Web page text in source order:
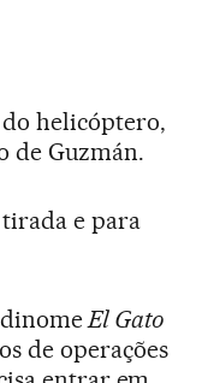
helicóptero,
de Guzmán.
e para
El Gato
de operações